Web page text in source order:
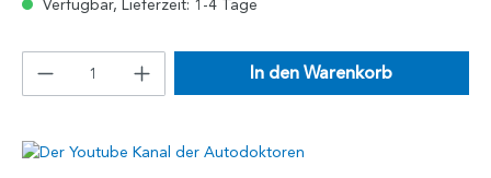
Verfügbar, Lieferzeit: 1-4 Tage
In den Warenkorb